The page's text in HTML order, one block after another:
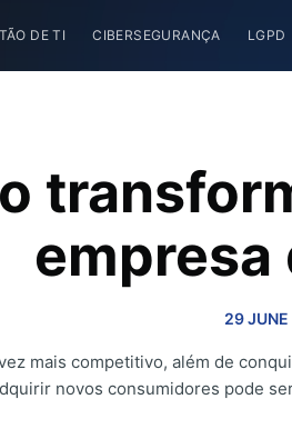
DE TI CIBERSEGURANÇA LGPD
empresa
29 JUNE
mais competitivo, além de
novos consumidores pode